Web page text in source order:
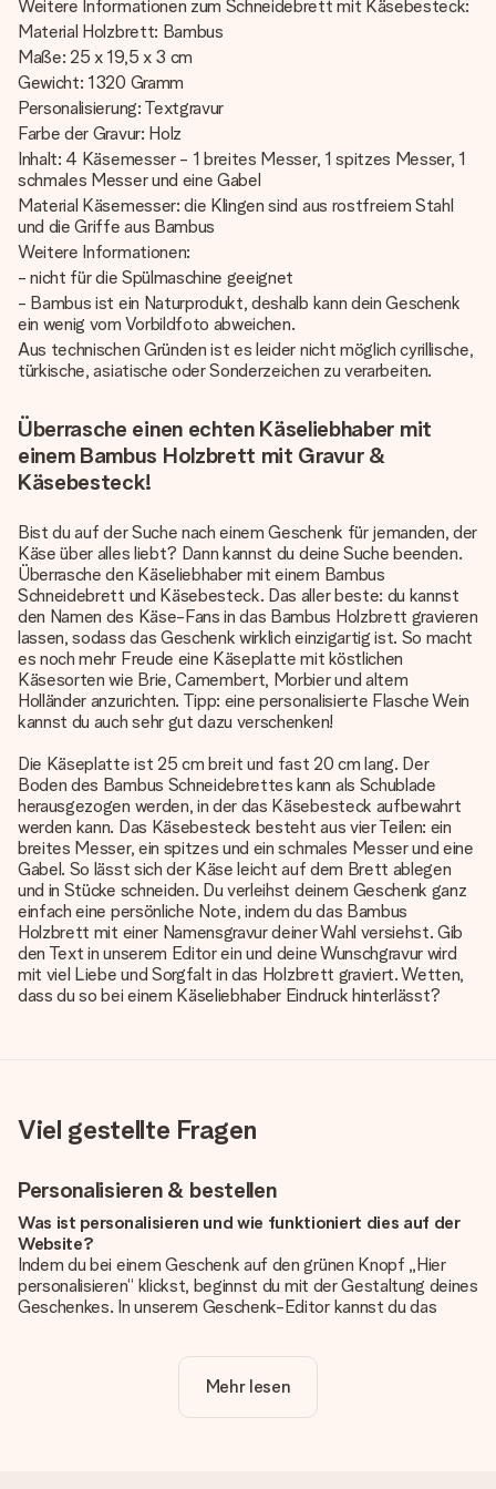
Weitere Informationen zum Schneidebrett mit Käsebesteck:
Material Holzbrett: Bambus
Maße: 25 x 19,5 x 3 cm
Gewicht: 1320 Gramm
Personalisierung: Textgravur
Farbe der Gravur: Holz
Inhalt: 4 Käsemesser - 1 breites Messer, 1 spitzes Messer, 1
schmales Messer und eine Gabel
Material Käsemesser: die Klingen sind aus rostfreiem Stahl
und die Griffe aus Bambus
Weitere Informationen:
- nicht für die Spülmaschine geeignet
- Bambus ist ein Naturprodukt, deshalb kann dein Geschenk
ein wenig vom Vorbildfoto abweichen.
Aus technischen Gründen ist es leider nicht möglich cyrillische,
türkische, asiatische oder Sonderzeichen zu verarbeiten.
Überrasche einen echten Käseliebhaber mit
einem Bambus Holzbrett mit Gravur &
Käsebesteck!
Bist du auf der Suche nach einem Geschenk für jemanden, der
Käse über alles liebt? Dann kannst du deine Suche beenden.
Überrasche den Käseliebhaber mit einem Bambus
Schneidebrett und Käsebesteck. Das aller beste: du kannst
den Namen des Käse-Fans in das Bambus Holzbrett gravieren
lassen, sodass das Geschenk wirklich einzigartig ist. So macht
es noch mehr Freude eine Käseplatte mit köstlichen
Käsesorten wie Brie, Camembert, Morbier und altem
Holländer anzurichten. Tipp: eine personalisierte Flasche Wein
kannst du auch sehr gut dazu verschenken!
Die Käseplatte ist 25 cm breit und fast 20 cm lang. Der
Boden des Bambus Schneidebrettes kann als Schublade
herausgezogen werden, in der das Käsebesteck aufbewahrt
werden kann. Das Käsebesteck besteht aus vier Teilen: ein
breites Messer, ein spitzes und ein schmales Messer und eine
Gabel. So lässt sich der Käse leicht auf dem Brett ablegen
und in Stücke schneiden. Du verleihst deinem Geschenk ganz
einfach eine persönliche Note, indem du das Bambus
Holzbrett mit einer Namensgravur deiner Wahl versiehst. Gib
den Text in unserem Editor ein und deine Wunschgravur wird
mit viel Liebe und Sorgfalt in das Holzbrett graviert. Wetten,
dass du so bei einem Käseliebhaber Eindruck hinterlässt?
Viel gestellte Fragen
Personalisieren & bestellen
Was ist personalisieren und wie funktioniert dies auf der
Website?
Indem du bei einem Geschenk auf den grünen Knopf „Hier
personalisieren“ klickst, beginnst du mit der Gestaltung deines
Geschenkes. In unserem Geschenk-Editor kannst du das
noch eines unserer angebotenen Designs, um deinem
Geschenk die perfekte Ausstrahlung zu verleihen.
Mehr lesen